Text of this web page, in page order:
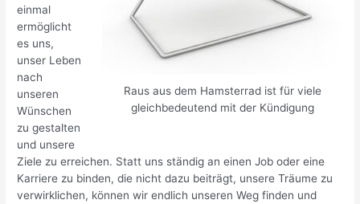
Raus aus dem Hamsterrad ist für viele
gleichbedeutend mit der Kündigung
einmal
ermöglicht
es uns,
unser Leben
nach
unseren
Wünschen
zu gestalten
und unsere
Ziele zu erreichen. Statt uns ständig an einen Job oder eine
Karriere zu binden, die nicht dazu beiträgt, unsere Träume zu
verwirklichen, können wir endlich unseren Weg finden und